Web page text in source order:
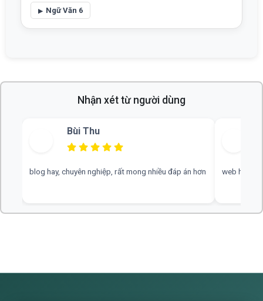
Ngữ Văn 6
Nhận xét từ người dùng
Bùi Thu
blog hay, chuyên nghiệp, rất mong nhiều đáp án hơn web hay,